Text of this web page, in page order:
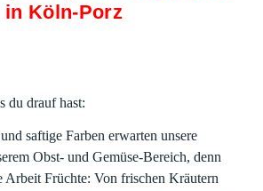
in Köln-Porz
du drauf hast:
saftige Farben erwarten unsere
Obst- und Gemüse-Bereich, denn
Arbeit Früchte: Von frischen Kräutern